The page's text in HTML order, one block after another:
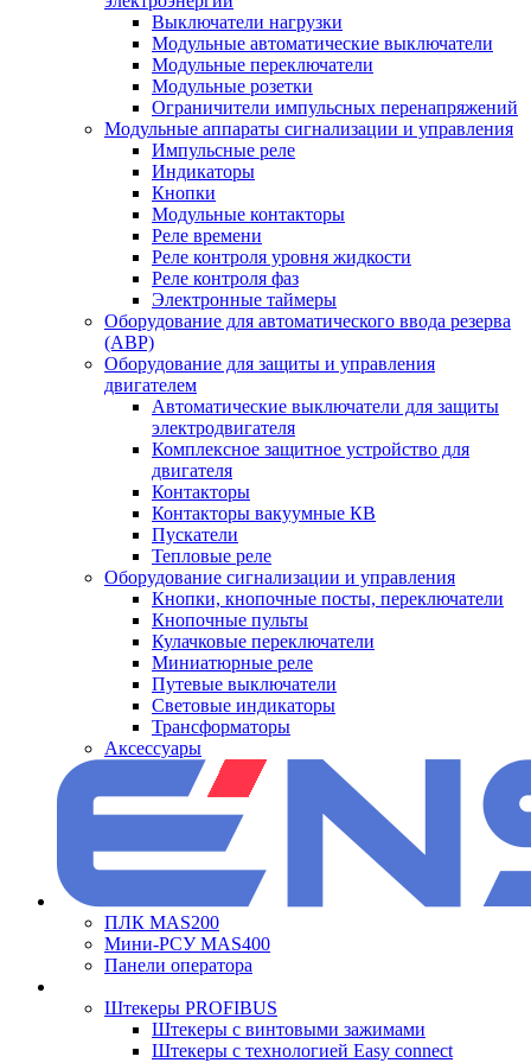
Выключатели нагрузки
Модульные автоматические выключатели
Модульные переключатели
Модульные розетки
Ограничители импульсных перенапряжений
Модульные аппараты сигнализации и управления
Импульсные реле
Индикаторы
Кнопки
Модульные контакторы
Реле времени
Реле контроля уровня жидкости
Реле контроля фаз
Электронные таймеры
Оборудование для автоматического ввода резерва
(АВР)
Оборудование для защиты и управления
двигателем
Автоматические выключатели для защиты
электродвигателя
Комплексное защитное устройство для
двигателя
Контакторы
Контакторы вакуумные КВ
Пускатели
Тепловые реле
Оборудование сигнализации и управления
Кнопки, кнопочные посты, переключатели
Кнопочные пульты
Кулачковые переключатели
Миниатюрные реле
Путевые выключатели
Световые индикаторы
Трансформаторы
Аксессуары
ПЛК MAS200
Мини-РСУ MAS400
Панели оператора
Штекеры PROFIBUS
Штекеры с винтовыми зажимами
Штекеры с технологией Easy connect